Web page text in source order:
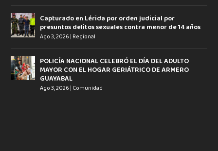
Capturado en Lérida por orden judicial por
presuntos delitos sexuales contra menor de 14 años
Ago 3, 2026 | Regional
POLICÍA NACIONAL CELEBRÓ EL DÍA DEL ADULTO
MAYOR CON EL HOGAR GERIÁTRICO DE ARMERO
GUAYABAL
Ago 3, 2026 | Comunidad